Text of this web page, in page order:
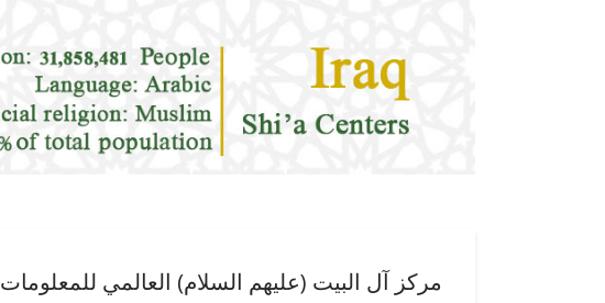
مركز آل البيت (عليهم السلام) العالمي للمعلومات